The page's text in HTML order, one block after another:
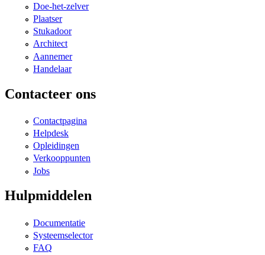
Doe-het-zelver
Plaatser
Stukadoor
Architect
Aannemer
Handelaar
Contacteer ons
Contactpagina
Helpdesk
Opleidingen
Verkooppunten
Jobs
Hulpmiddelen
Documentatie
Systeemselector
FAQ